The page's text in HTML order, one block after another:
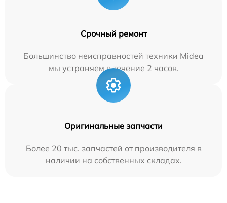
Срочный ремонт
Большинство неисправностей техники Midea
мы устраняем в течение 2 часов.
Оригинальные запчасти
Более 20 тыс. запчастей от производителя в
наличии на собственных складах.